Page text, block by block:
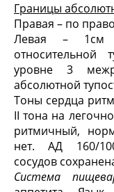
Границы
Правая – по
Левая – 1см
относительной
уровне 3
абсолютной
Тоны сердца
II тона на
ритмичный,
нет. АД 160/
сосудов
Система